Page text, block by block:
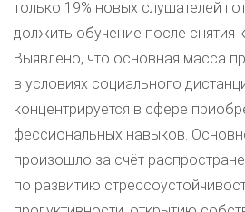
только 19% новых слушателей
должить обучение после снятия
Выявлено, что основная масса
в условиях социального
концентрируется в сфере
фессиональных навыков.
произошло за счёт
по развитию